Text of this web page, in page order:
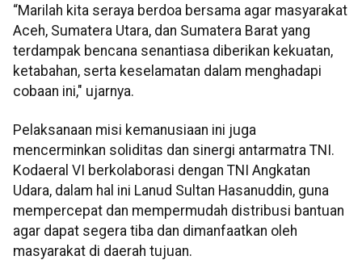
“Marilah kita seraya berdoa bersama agar masyarakat
Aceh, Sumatera Utara, dan Sumatera Barat yang
terdampak bencana senantiasa diberikan kekuatan,
ketabahan, serta keselamatan dalam menghadapi
cobaan ini," ujarnya.
Pelaksanaan misi kemanusiaan ini juga
mencerminkan soliditas dan sinergi antarmatra TNI.
Kodaeral VI berkolaborasi dengan TNI Angkatan
Udara, dalam hal ini Lanud Sultan Hasanuddin, guna
mempercepat dan mempermudah distribusi bantuan
agar dapat segera tiba dan dimanfaatkan oleh
masyarakat di daerah tujuan.